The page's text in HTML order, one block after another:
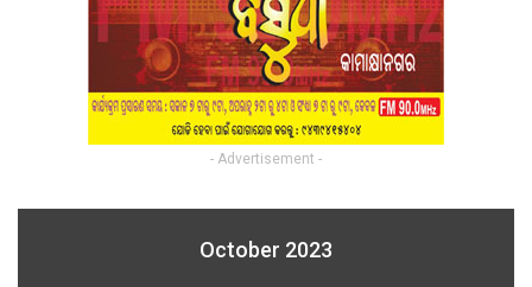
- Advertisement -
October 2023